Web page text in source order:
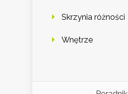
Skrzynia różności
Wnętrze